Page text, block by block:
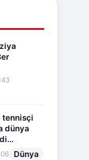
tennisçi
dünya
Dünya